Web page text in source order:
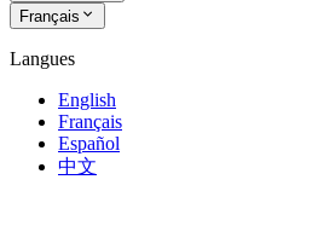
Français
Langues
English
Français
Español
中文